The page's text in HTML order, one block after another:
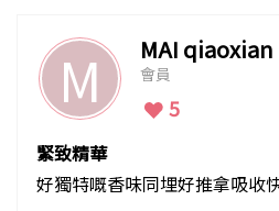
M MAI qiaoxian
會員
5
緊致精華
好獨特嘅香味同埋好推拿吸收